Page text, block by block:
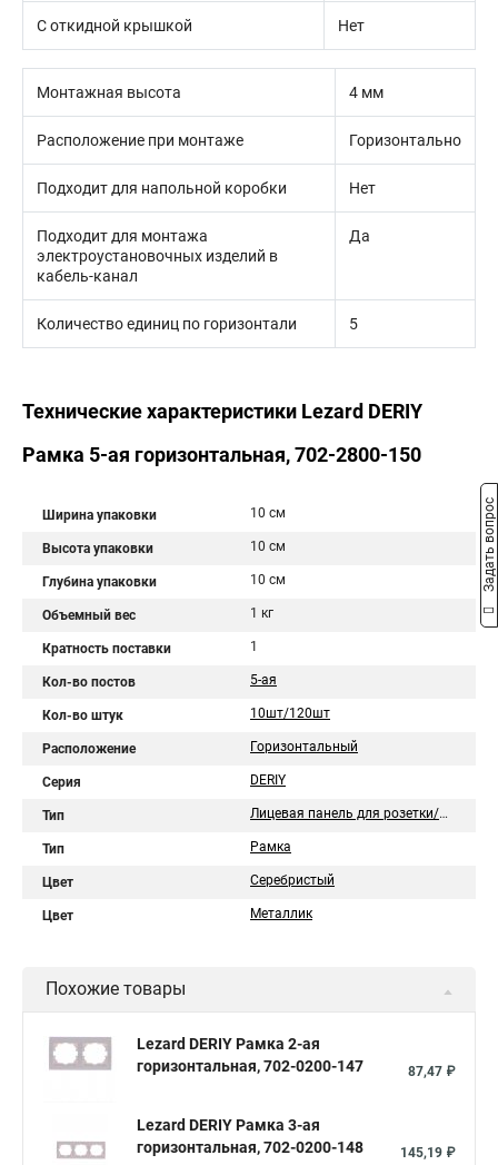
С откидной крышкой Нет
Монтажная высота 4 мм
Расположение при монтаже Горизонтально
Подходит для напольной коробки Нет
Подходит для монтажа
электроустановочных изделий в
кабель-канал
Да
Количество единиц по горизонтали 5
Технические характеристики Lezard DERIY
Рамка 5-ая горизонтальная, 702-2800-150
Ширина упаковки 10 см
Высота упаковки 10 см
Глубина упаковки 10 см
Объемный вес 1 кг
Кратность поставки 1
Кол-во постов 5-ая
Кол-во штук 10шт/120шт
Расположение Горизонтальный
Серия DERIY
Тип Лицевая панель для розетки/выключателя
Тип Рамка
Цвет Серебристый
Цвет Металлик
Похожие товары
Lezard DERIY Рамка 2-ая
горизонтальная, 702-0200-147
87,47 ₽
Lezard DERIY Рамка 3-ая
горизонтальная, 702-0200-148
145,19 ₽
Задать вопрос